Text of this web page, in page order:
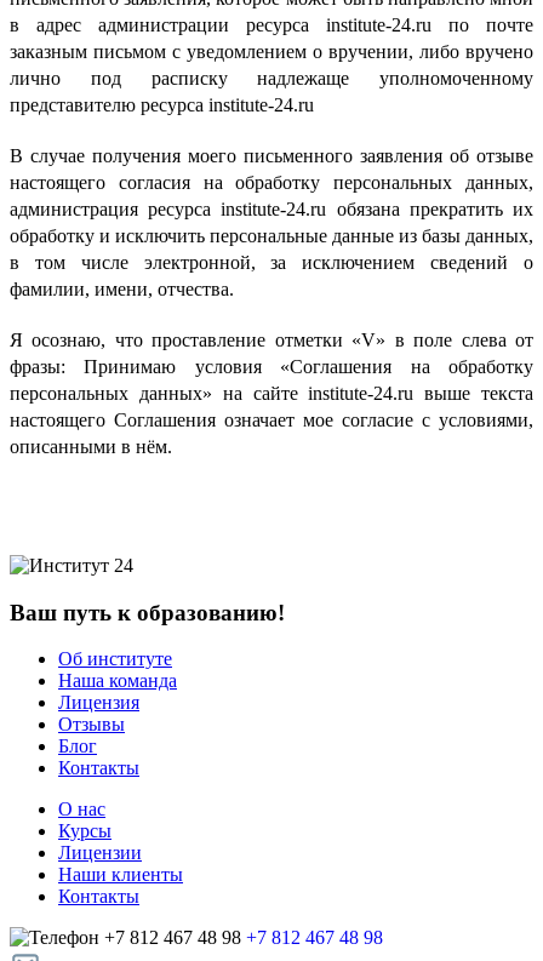
в адрес администрации ресурса institute-24.ru по почте
заказным письмом с уведомлением о вручении, либо вручено
лично под расписку надлежаще уполномоченному
представителю ресурса institute-24.ru
В случае получения моего письменного заявления об отзыве
настоящего согласия на обработку персональных данных,
администрация ресурса institute-24.ru обязана прекратить их
обработку и исключить персональные данные из базы данных,
в том числе электронной, за исключением сведений о
фамилии, имени, отчества.
Я осознаю, что проставление отметки «V» в поле слева от
фразы: Принимаю условия «Соглашения на обработку
персональных данных» на сайте institute-24.ru выше текста
настоящего Соглашения означает мое согласие с условиями,
описанными в нём.
Ваш путь к образованию!
Об институте
Наша команда
Лицензия
Отзывы
Блог
Контакты
О нас
Курсы
Лицензии
Наши клиенты
Контакты
+7 812 467 48 98 +7 812 467 48 98